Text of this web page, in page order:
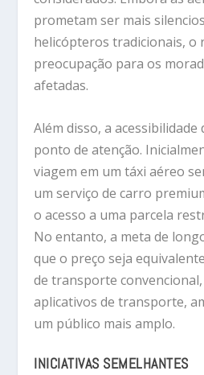
prometam ser mais
helicópteros tradicionais, o
preocupação para os
afetadas.
Além disso, a acessibilidade
ponto de atenção.
viagem em um táxi aéreo
um serviço de carro
o acesso a uma parcela
No entanto, a meta de
que o preço seja
de transporte
aplicativos de transporte,
um público mais amplo.
INICIATIVAS SEMELHANTES